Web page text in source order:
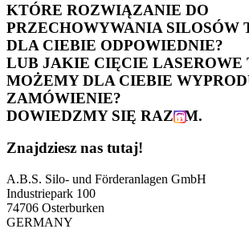
KTÓRE ROZWIĄZANIE DO
PRZECHOWYWANIA SILOSÓW
DLA CIEBIE ODPOWIEDNIE?
LUB JAKIE CIĘCIE
MOŻEMY DLA CIEBIE
ZAMÓWIENIE?
DOWIEDZMY SIĘ RAZEM.
Znajdziesz nas tutaj!
A.B.S. Silo- und Förderanlagen GmbH
Industriepark 100
74706 Osterburken
GERMANY